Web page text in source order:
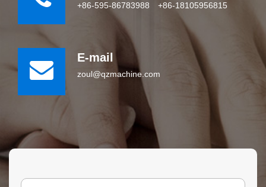
+86-595-86783988 +86-18105956815
E-mail
zoul@qzmachine.com